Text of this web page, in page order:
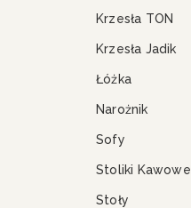
Krzesła TON
Krzesła Jadik
Łóżka
Narożnik
Sofy
Stoliki Kawowe
Stoły